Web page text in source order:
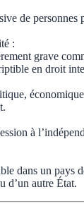
de personnes
:
grave
en droit
à
dans un pays
d’un autre État.